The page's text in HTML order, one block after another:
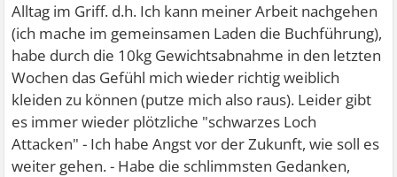
Alltag im Griff. d.h. Ich kann meiner Arbeit nachgehen
(ich mache im gemeinsamen Laden die Buchführung),
habe durch die 10kg Gewichtsabnahme in den letzten
Wochen das Gefühl mich wieder richtig weiblich
kleiden zu können (putze mich also raus). Leider gibt
es immer wieder plötzliche "schwarzes Loch
Attacken" - Ich habe Angst vor der Zukunft, wie soll es
weiter gehen. - Habe die schlimmsten Gedanken,